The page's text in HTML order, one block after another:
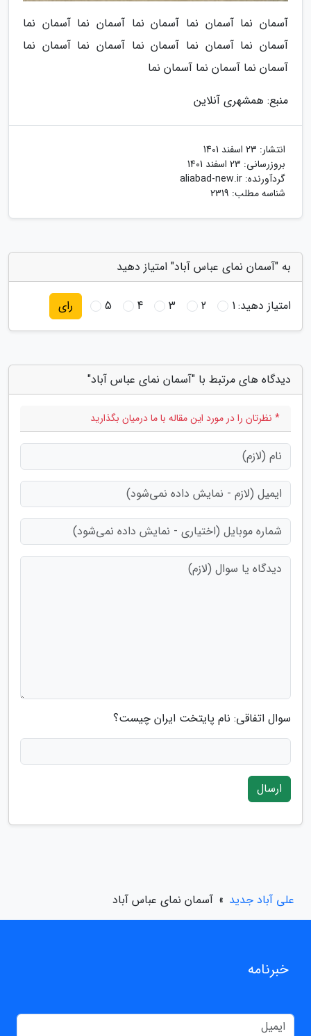
آسمان نما آسمان نما آسمان نما آسمان نما آسمان نما
آسمان نما آسمان نما آسمان نما آسمان نما آسمان نما
آسمان نما آسمان نما آسمان نما
منبع: همشهری آنلاین
انتشار: 23 اسفند 1401
بروزرسانی: 23 اسفند 1401
گردآورنده: aliabad-new.ir
شناسه مطلب: 2319
به "آسمان نمای عباس آباد" امتیاز دهید
امتیاز دهید:1
2
3
4
5 رای
دیدگاه های مرتبط با "آسمان نمای عباس آباد"
* نظرتان را در مورد این مقاله با ما درمیان بگذارید
سوال اتفاقی: نام پایتخت ایران چیست؟
ارسال
علی آباد جدید » آسمان نمای عباس آباد
خبرنامه